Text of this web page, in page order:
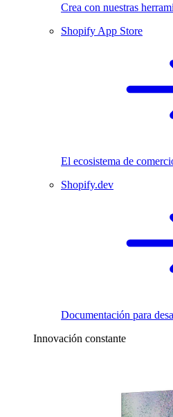
Crea con nuestras
Shopify App Store
El ecosistema de
Shopify.dev
Documentación para
Innovación constante